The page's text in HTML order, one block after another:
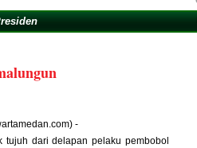
-
tujuh dari delapan pelaku pembobol